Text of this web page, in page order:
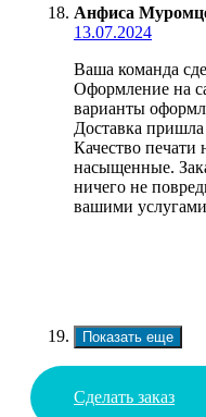
Анфиса
13.07.2024
Ваша команда
Оформление на
варианты
Доставка
Качество печати
насыщенные.
ничего не
вашими
Показать еще
Сделать заказ